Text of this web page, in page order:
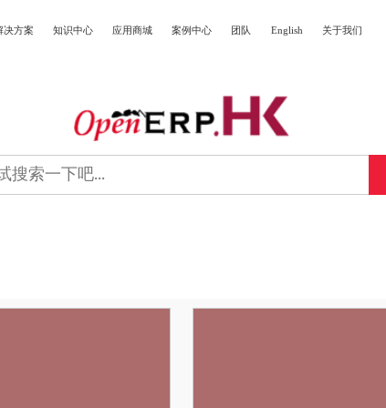
决方案 知识中心 应用商城 案例中心 团队 English 关于我们